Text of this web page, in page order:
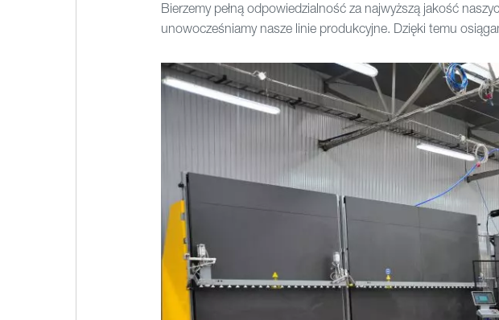
Bierzemy pełną odpowiedzialność za najwyższą jakość
unowocześniamy nasze linie produkcyjne. Dzięki temu